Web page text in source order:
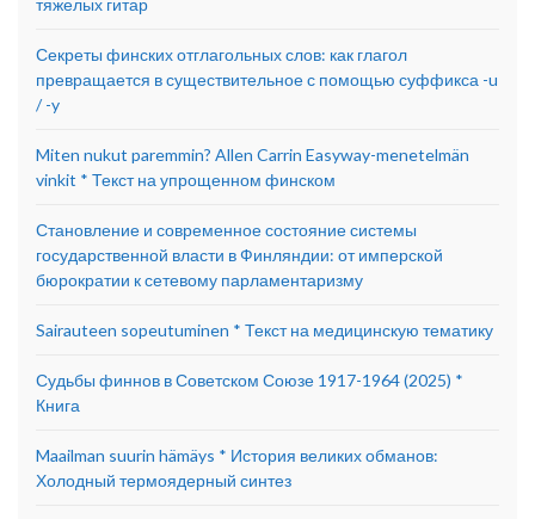
тяжелых гитар
Секреты финских отглагольных слов: как глагол
превращается в существительное с помощью суффикса -u
/ -y
Miten nukut paremmin? Allen Carrin Easyway-menetelmän
vinkit * Текст на упрощенном финском
Становление и современное состояние системы
государственной власти в Финляндии: от имперской
бюрократии к сетевому парламентаризму
Sairauteen sopeutuminen * Текст на медицинскую тематику
Судьбы финнов в Советском Союзе 1917-1964 (2025) *
Книга
Maailman suurin hämäys * История великих обманов:
Холодный термоядерный синтез